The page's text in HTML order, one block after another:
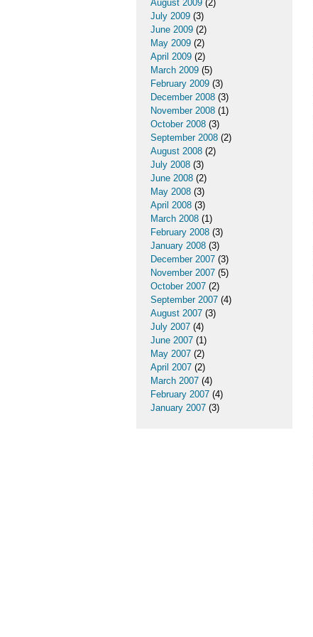
August 2009 (2)
July 2009 (3)
June 2009 (2)
May 2009 (2)
April 2009 (2)
March 2009 (5)
February 2009 (3)
December 2008 (3)
November 2008 (1)
October 2008 (3)
September 2008 (2)
August 2008 (2)
July 2008 (3)
June 2008 (2)
May 2008 (3)
April 2008 (3)
March 2008 (1)
February 2008 (3)
January 2008 (3)
December 2007 (3)
November 2007 (5)
October 2007 (2)
September 2007 (4)
August 2007 (3)
July 2007 (4)
June 2007 (1)
May 2007 (2)
April 2007 (2)
March 2007 (4)
February 2007 (4)
January 2007 (3)